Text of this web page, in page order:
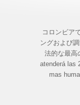
コロンビア
ングおよび
法的な最高
atenderá las
mas